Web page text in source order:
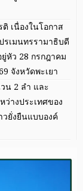
เนื่องในโอกาส
รเมนทรรามาธิบดี
หัว 28 กรกฎาคม
จังหวัดพะเยา
น 2 ลำ และ
ว่างประเทศของ
วยั่งยืนแบบองค์